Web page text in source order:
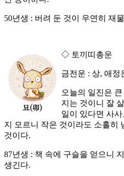
50년생 : 버려 둔 것이 우연히 재
◇ 토끼띠총운
금전운 : 상, 애정
오늘의 일진은
지는 것이니 잘
일이 있다면 사
지 모르니 작은 것이라도 소홀히
것이다.
87년생 : 책 속에 구슬을 얻으니
생긴다.